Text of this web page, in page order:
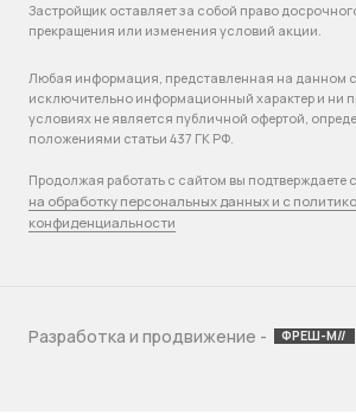
Застройщик оставляет за собой право
прекращения или изменения условий акции.
Любая информация, представленная на данном
исключительно информационный характер и ни
условиях не является публичной офертой,
положениями статьи 437 ГК РФ.
Продолжая работать с сайтом вы подтверждаете
на обработку персональных данных и с
конфиденциальности
Разработка и продвижение - ФРЕШ-М//